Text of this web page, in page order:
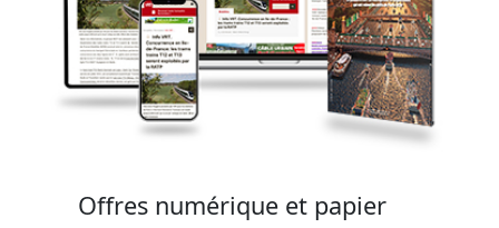
Offres numérique et papier